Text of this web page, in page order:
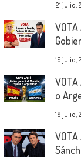
21 julio,
19 julio,
o
19 julio,